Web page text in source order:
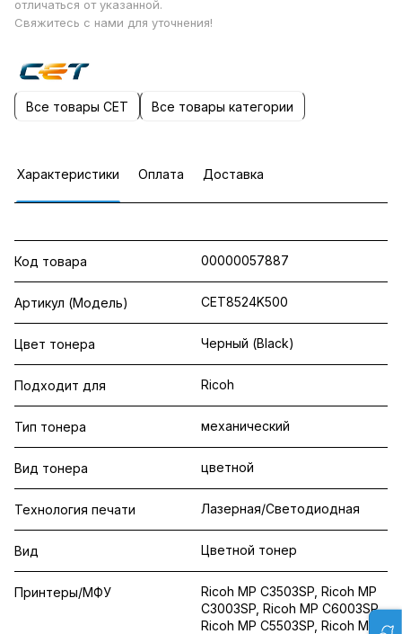
отличаться от указанной.
Свяжитесь с нами для уточнения!
Все товары CET Все товары категории
Характеристики Оплата Доставка
Код товара 00000057887
Артикул (Модель) CET8524K500
Цвет тонера Черный (Black)
Подходит для Ricoh
Тип тонера механический
Вид тонера цветной
Технология печати Лазерная/Светодиодная
Вид Цветной тонер
Принтеры/МФУ
Ricoh MP C3503SP, Ricoh MP
C3003SP, Ricoh MP C6003SP,
Ricoh MP C5503SP, Ricoh MP